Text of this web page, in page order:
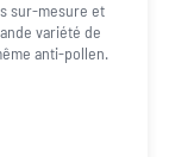
sur-mesure et
variété de
anti-pollen.